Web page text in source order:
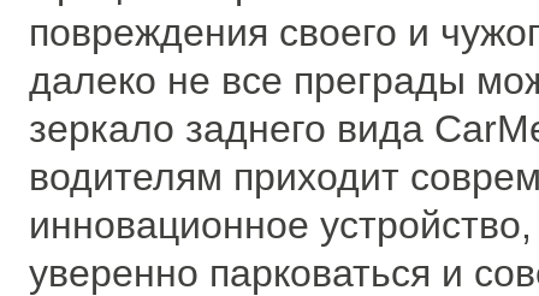
повреждения своего и
далеко не все преграды
зеркало заднего вида
водителям приходит
инновационное
уверенно парковаться и